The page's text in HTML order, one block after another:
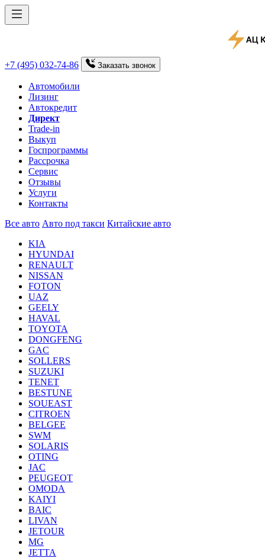
+7 (495) 032-74-86 Заказать звонок
Автомобили
Лизинг
Автокредит
Директ
Trade-in
Выкуп
Госпрограммы
Рассрочка
Сервис
Отзывы
Услуги
Контакты
Все авто Авто под такси Китайские авто
KIA
HYUNDAI
RENAULT
NISSAN
FOTON
UAZ
GEELY
HAVAL
TOYOTA
DONGFENG
GAC
SOLLERS
SUZUKI
TENET
BESTUNE
SOUEAST
CITROEN
BELGEE
SWM
SOLARIS
OTING
JAC
PEUGEOT
OMODA
KAIYI
BAIC
LIVAN
JETOUR
MG
JETTA